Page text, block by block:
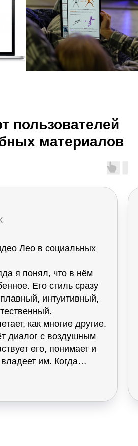
пользователей
материалов
Лео в социальных
я понял, что в нём
Его стиль сразу
интуитивный,
как многие другие.
диалог с воздушным
его, понимает и
им. Когда
всё кажется